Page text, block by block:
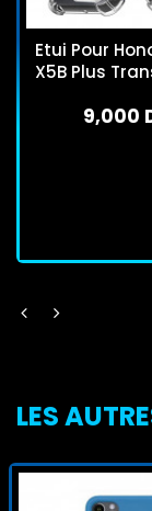
Etui Pour
X5B Plus
9,000
LES